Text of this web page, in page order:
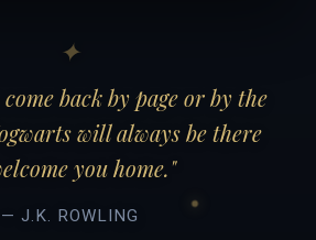
back by page or by the
will always be there
you home."
— J.K. ROWLING